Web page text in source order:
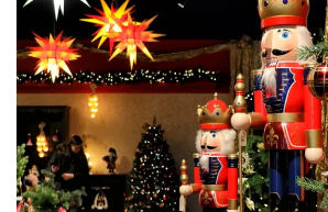
van
de
glazen
kerstballen